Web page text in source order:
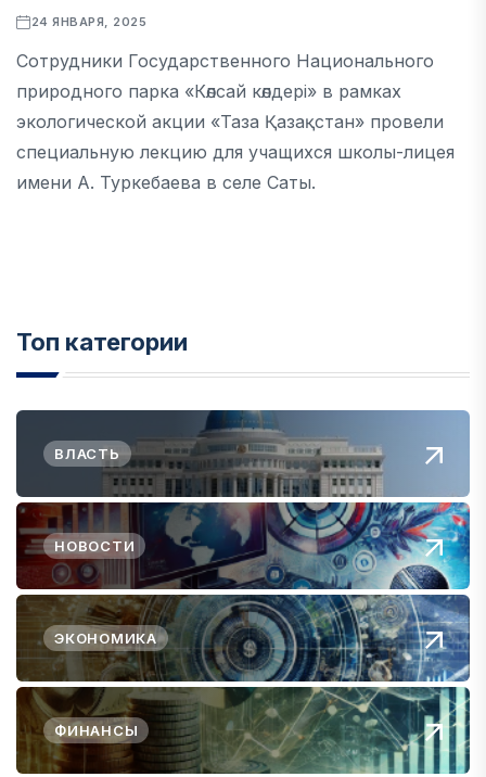
24 ЯНВАРЯ, 2025
Сотрудники Государственного Национального
природного парка «Көлсай көлдері» в рамках
экологической акции «Таза Қазақстан» провели
специальную лекцию для учащихся школы-лицея
имени А. Туркебаева в селе Саты.
Топ категории
ВЛАСТЬ
НОВОСТИ
ЭКОНОМИКА
ФИНАНСЫ